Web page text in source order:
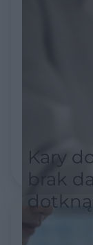
Kary
brak